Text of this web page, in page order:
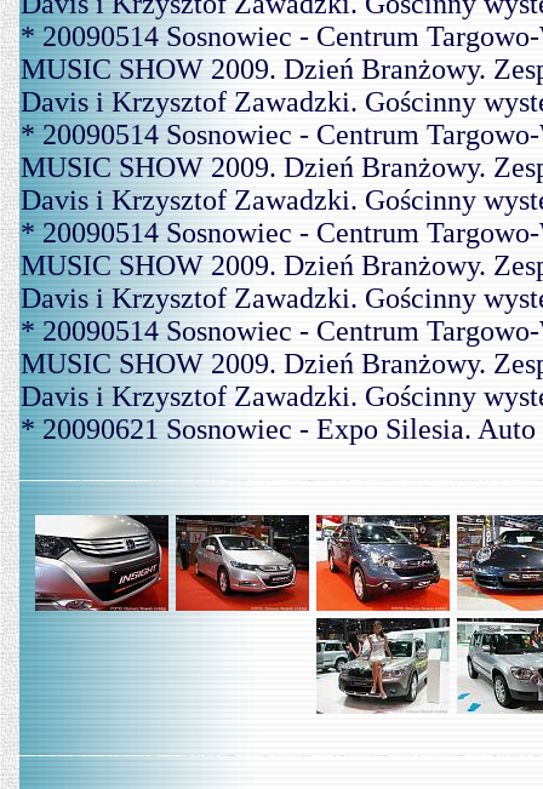
* 20090514 Sosnowiec - Centrum
MUSIC SHOW 2009. Dzień Branżowy.
Davis i Krzysztof Zawadzki. Gościnny
* 20090514 Sosnowiec - Centrum
MUSIC SHOW 2009. Dzień Branżowy.
Davis i Krzysztof Zawadzki. Gościnny
* 20090514 Sosnowiec - Centrum
MUSIC SHOW 2009. Dzień Branżowy.
Davis i Krzysztof Zawadzki. Gościnny
* 20090514 Sosnowiec - Centrum
MUSIC SHOW 2009. Dzień Branżowy.
Davis i Krzysztof Zawadzki. Gościnny
* 20090621 Sosnowiec - Expo Silesia.